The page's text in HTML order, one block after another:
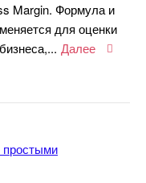
Margin. Формула и
для оценки
Далее